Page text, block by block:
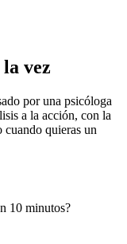
vez
por una psicóloga
a la acción, con la
cuando quieras un
10 minutos?